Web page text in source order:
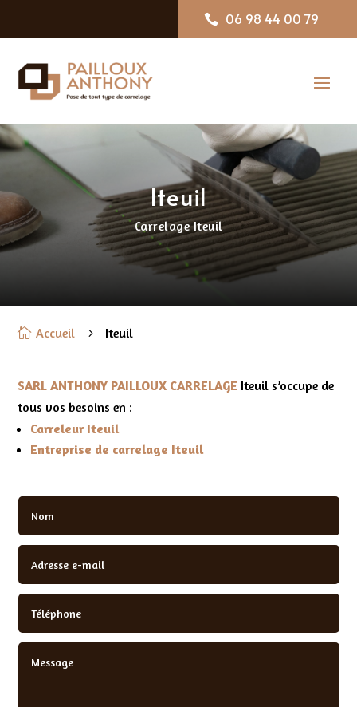
 06 98 44 00 79
Iteuil
Carrelage Iteuil
 Accueil 5 Iteuil
SARL ANTHONY PAILLOUX CARRELAGE Iteuil s’occupe de
tous vos besoins en :
Carreleur Iteuil
Entreprise de carrelage Iteuil